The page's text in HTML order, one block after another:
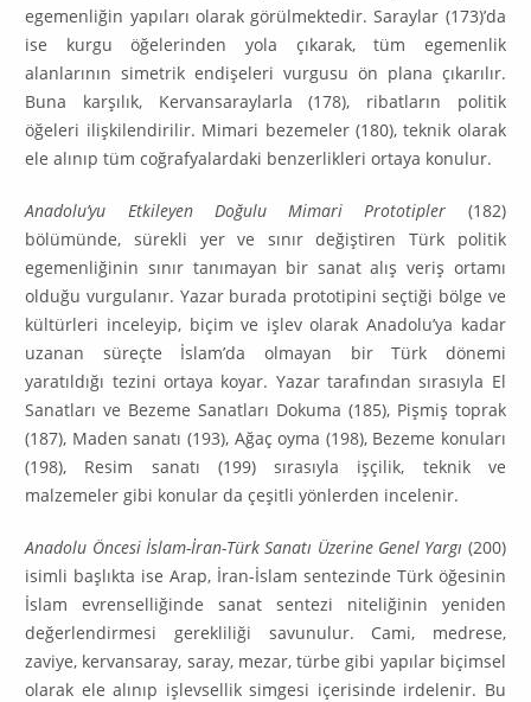
egemenliğin yapı­ları olarak görülmektedir. Saraylar (173)’da
ise kurgu öğelerinden yola çıka­rak, tüm egemenlik
alanlarının simetrik endişeleri vurgusu ön plana çıkarılır.
Buna karşılık, Kervansaraylarla (178), ribatların politik
öğeleri ilişkilendirilir. Mimari bezemeler (180), teknik olarak
ele alınıp tüm coğrafyalardaki benzer­likleri ortaya konulur.
Anadolu’yu Etkileyen Doğulu Mimari Prototipler (182)
bölümünde, sürekli yer ve sınır değiştiren Türk politik
egemenliğinin sınır tanımayan bir sanat alış veriş ortamı
olduğu vurgulanır. Yazar burada prototipini seçtiği bölge ve
kül­türleri inceleyip, biçim ve işlev olarak Anadolu’ya kadar
uzanan süreçte İs­lam’da olmayan bir Türk dönemi
yaratıldığı tezini ortaya koyar. Yazar tarafın­dan sırasıyla El
Sanatları ve Bezeme Sanatları Dokuma (185), Pişmiş toprak
(187), Maden sanatı (193), Ağaç oyma (198), Bezeme konuları
(198), Resim sanatı (199) sırasıyla işçilik, teknik ve
malzemeler gibi konular da çeşitli yön­lerden incelenir.
Anadolu Öncesi İslam-İran-Türk Sanatı Üzerine Genel Yargı (200)
isimli başlıkta ise Arap, İran-İslam sentezinde Türk öğesinin
İslam evrenselliğinde sanat sentezi niteliğinin yeniden
değerlendirmesi gerekliliği savunulur. Cami, medrese,
zaviye, kervansaray, saray, mezar, türbe gibi yapılar biçimsel
olarak ele alınıp işlevsellik simgesi içerisinde irdelenir. Bu